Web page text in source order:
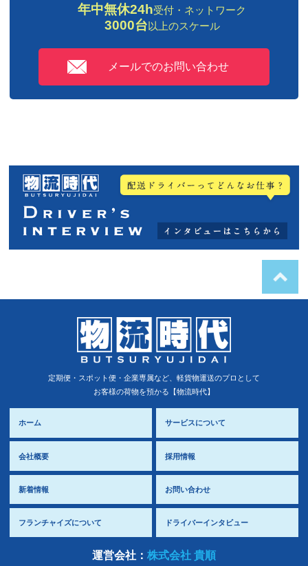
年中無休24h受付・ネットワーク
3000台以上のスケール
メールでのお問い合わせ
定期便・スポット便・企業専属など、軽貨物運送のプロとして
お客様の荷物を預かる【物流時代】
ホーム サービスについて
会社概要 採用情報
新着情報 お問い合わせ
フランチャイズについて ドライバーインタビュー
運営会社： 株式会社 貴順